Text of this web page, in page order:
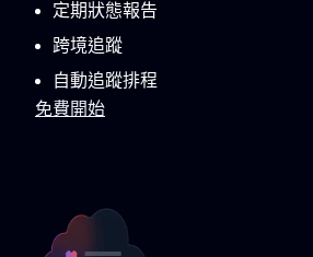
定期狀態報告
跨境追蹤
自動追蹤排程
免費開始